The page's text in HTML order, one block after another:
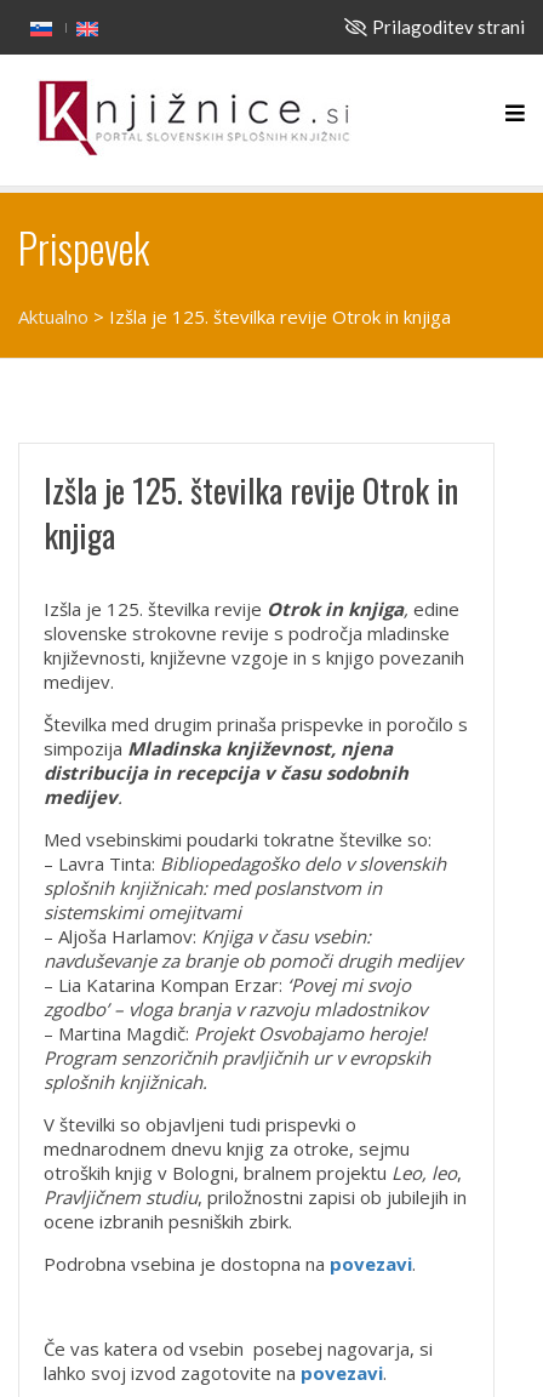
Prilagoditev strani
Prispevek
Aktualno > Izšla je 125. številka revije Otrok in knjiga
Izšla je 125. številka revije Otrok in
knjiga
Izšla je 125. številka revije Otrok in knjiga, edine
slovenske strokovne revije s področja mladinske
književnosti, književne vzgoje in s knjigo povezanih
medijev.
Številka med drugim prinaša prispevke in poročilo s
simpozija Mladinska književnost, njena
distribucija in recepcija v času sodobnih
medijev.
Med vsebinskimi poudarki tokratne številke so:
– Lavra Tinta: Bibliopedagoško delo v slovenskih
splošnih knjižnicah: med poslanstvom in
sistemskimi omejitvami
– Aljoša Harlamov: Knjiga v času vsebin:
navduševanje za branje ob pomoči drugih medijev
– Lia Katarina Kompan Erzar: ‘Povej mi svojo
zgodbo’ – vloga branja v razvoju mladostnikov
– Martina Magdič: Projekt Osvobajamo heroje!
Program senzoričnih pravljičnih ur v evropskih
splošnih knjižnicah.
V številki so objavljeni tudi prispevki o
mednarodnem dnevu knjig za otroke, sejmu
otroških knjig v Bologni, bralnem projektu Leo, leo,
Pravljičnem studiu, priložnostni zapisi ob jubilejih in
ocene izbranih pesniških zbirk.
Podrobna vsebina je dostopna na povezavi.
Če vas katera od vsebin posebej nagovarja, si
lahko svoj izvod zagotovite na povezavi.